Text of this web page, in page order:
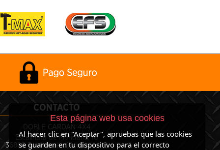
CONTACTO
DOBLE CARDAN 4X4
Escalinata de Mondariz, 10
36860 Ponteareas (Pontevedra)
Esta página web usa cookies
Al hacer clic en "Aceptar", apruebas que las cookies
se guarden en tu dispositivo para el correcto